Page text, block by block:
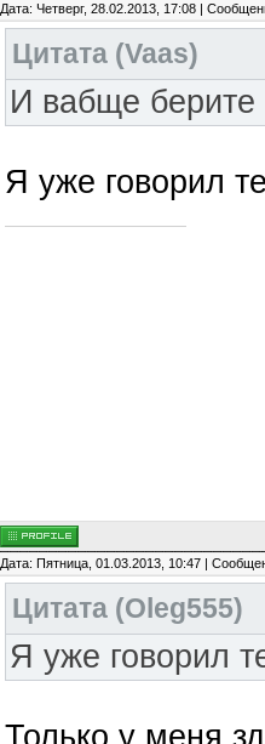
Дата: Четверг, 28.02.2013, 17:08 |
Цитата (Vaas)
И вабще
Я уже говорил
Дата: Пятница, 01.03.2013, 10:47 |
Цитата (Oleg555)
Я уже говорил